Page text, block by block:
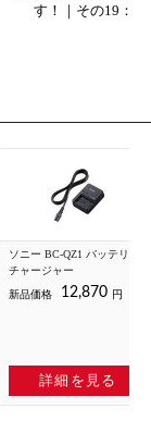
す！｜その19：
ソニー BC-QZ1 バッテリー
チャージャー
新品価格
12,870 円
詳細を見る